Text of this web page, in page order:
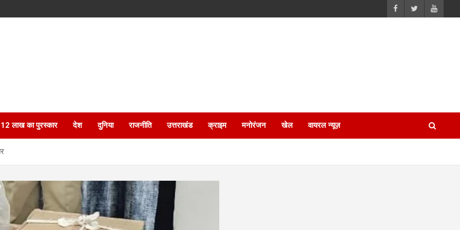
12 लाख का पुरस्कार देश दुनिया राजनीति उत्तराखंड क्राइम मनोरंजन खेल वायरल न्यूज़